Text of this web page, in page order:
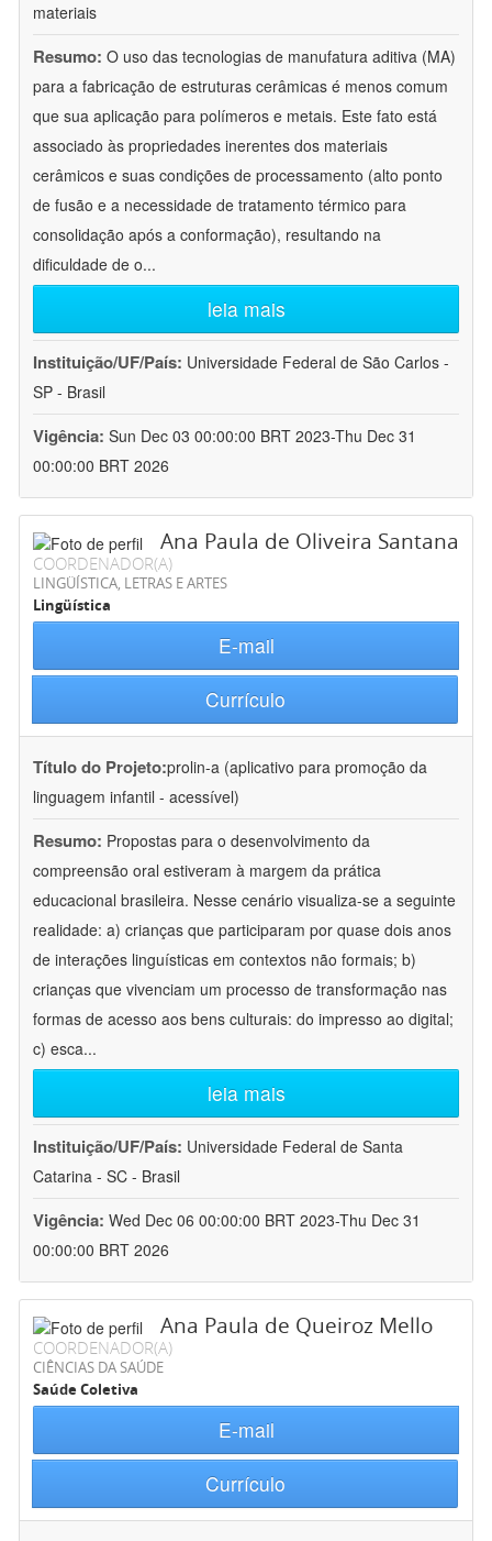
materiais
Resumo: O uso das tecnologias de manufatura aditiva (MA)
para a fabricação de estruturas cerâmicas é menos comum
que sua aplicação para polímeros e metais. Este fato está
associado às propriedades inerentes dos materiais
cerâmicos e suas condições de processamento (alto ponto
de fusão e a necessidade de tratamento térmico para
consolidação após a conformação), resultando na
dificuldade de o...
leia mais
Instituição/UF/País: Universidade Federal de São Carlos -
SP - Brasil
Vigência: Sun Dec 03 00:00:00 BRT 2023-Thu Dec 31
00:00:00 BRT 2026
Ana Paula de Oliveira Santana
COORDENADOR(A)
LINGÜÍSTICA, LETRAS E ARTES
Lingüística
E-mail
Currículo
Título do Projeto:prolin-a (aplicativo para promoção da
linguagem infantil - acessível)
Resumo: Propostas para o desenvolvimento da
compreensão oral estiveram à margem da prática
educacional brasileira. Nesse cenário visualiza-se a seguinte
realidade: a) crianças que participaram por quase dois anos
de interações linguísticas em contextos não formais; b)
crianças que vivenciam um processo de transformação nas
formas de acesso aos bens culturais: do impresso ao digital;
c) esca...
leia mais
Instituição/UF/País: Universidade Federal de Santa
Catarina - SC - Brasil
Vigência: Wed Dec 06 00:00:00 BRT 2023-Thu Dec 31
00:00:00 BRT 2026
Ana Paula de Queiroz Mello
COORDENADOR(A)
CIÊNCIAS DA SAÚDE
Saúde Coletiva
E-mail
Currículo